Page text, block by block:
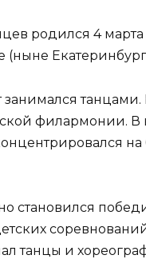
родился 4 марта
(ныне
занимался
филармонии. В
становился
танцы и